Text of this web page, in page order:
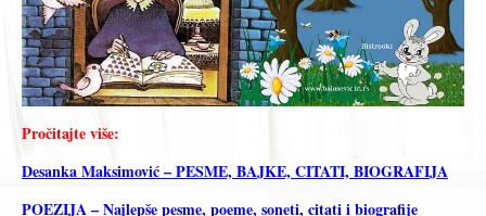
Pročitajte više:
Desanka Maksimović – PESME, BAJKE, CITATI, BIOGRAFIJA
POEZIJA – Najlepše pesme, poeme, soneti, citati i biografije